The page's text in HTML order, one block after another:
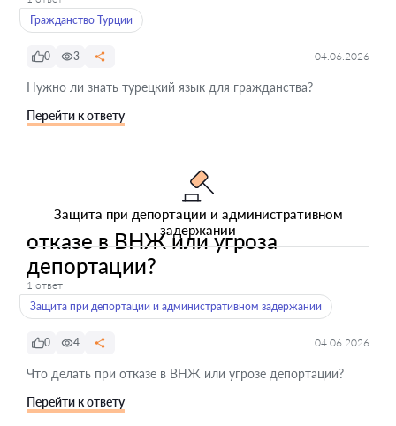
Гражданство Турции
0 3 04.06.2026
Нужно ли знать турецкий язык для гражданства?
Перейти к ответу
Защита при депортации и административном
задержании
отказе в ВНЖ или угроза
депортации?
1 ответ
Защита при депортации и административном задержании
0 4 04.06.2026
Что делать при отказе в ВНЖ или угрозе депортации?
Перейти к ответу